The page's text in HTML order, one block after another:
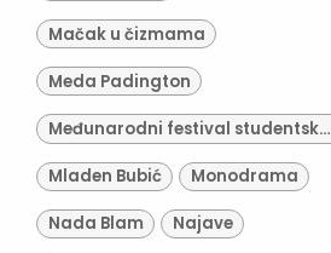
Mačak u čizmama
Meda Padington
Međunarodni festival studentskih pozorišta "Kestenburg"
Mladen Bubić Monodrama
Nada Blam Najave